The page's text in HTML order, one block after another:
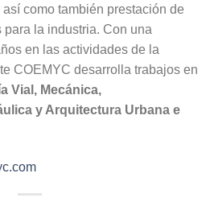
como también prestación de
la industria. Con una
en las actividades de la
COEMYC desarrolla trabajos en
Vial, Mecánica,
y Arquitectura Urbana e